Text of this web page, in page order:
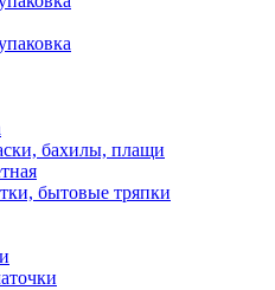
бахилы, плащи
бытовые тряпки